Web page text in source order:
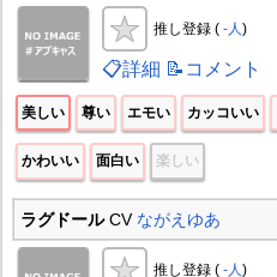
推し登録 ( -人)
📋詳細 📝コメント
美しい 尊い エモい カッコいい
かわいい 面白い 楽しい
ラグドールCV ながえゆあ
推し登録 ( -人)